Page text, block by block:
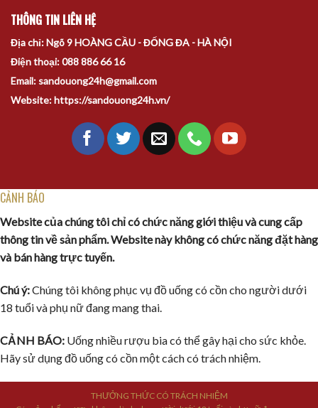
THÔNG TIN LIÊN HỆ
Địa chỉ: Ngõ 9 HOÀNG CẦU - ĐỐNG ĐA - HÀ NỘI
Điện thoại: 088 886 66 16
Email: sandouong24h@gmail.com
Website: https://sandouong24h.vn/
CẢNH BÁO
Website của chúng tôi chỉ có chức năng giới thiệu và cung cấp
thông tin về sản phẩm. Website này không có chức năng đặt hàng
và bán hàng trực tuyến.
Chú ý:Chúng tôi không phục vụ đồ uống có cồn cho người dưới
18 tuổi và phụ nữ đang mang thai.
CẢNH BÁO: Uống nhiều rượu bia có thể gây hại cho sức khỏe.
Hãy sử dụng đồ uống có cồn một cách có trách nhiệm.
THƯỞNG THỨC CÓ TRÁCH NHIỆM